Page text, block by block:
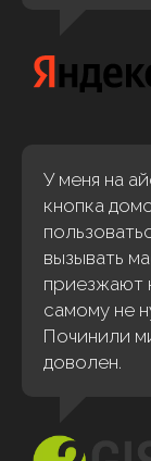
У меня на
кнопка
вызывать
приезжают
самому не
Починили
доволен.